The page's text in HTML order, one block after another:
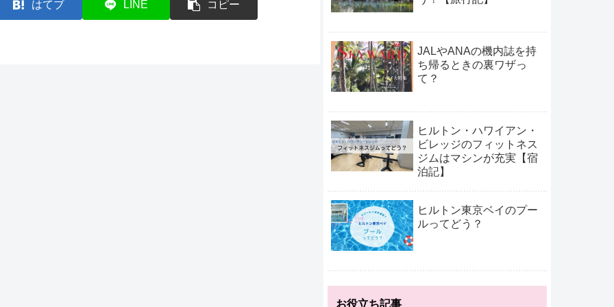
はてブ LINE コピー
JALやANAの機内誌を持
ち帰るときの裏ワザっ
て？
ヒルトン・ハワイアン・
ビレッジのフィットネス
ジムはマシンが充実【宿
泊記】
ヒルトン東京ベイのプー
ルってどう？
お役立ち記事